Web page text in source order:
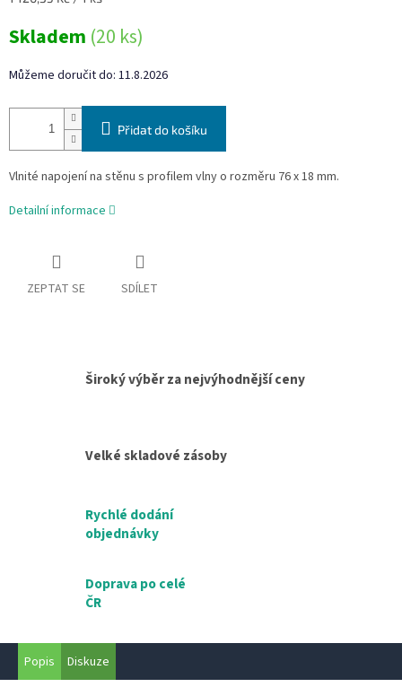
Skladem (20 ks)
Můžeme doručit do: 11.8.2026
Přidat do košíku
Vlnité napojení na stěnu s profilem vlny o rozměru 76 x 18 mm.
Detailní informace
ZEPTAT SE SDÍLET
Široký výběr za nejvýhodnější ceny
Velké skladové zásoby
Rychlé dodání
objednávky
Doprava po celé
ČR
Popis Diskuze